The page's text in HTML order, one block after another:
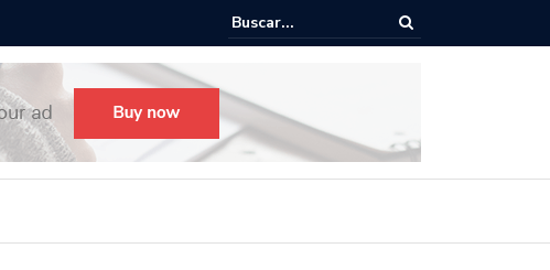
Todo listo para el Festival Desfile Día de Muertos 2025 en Guadalajara